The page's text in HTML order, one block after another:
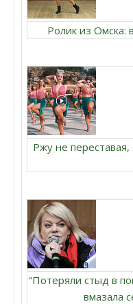
Ролик из Омска:
Ржу не
"Потеряли стыд в
вмазала